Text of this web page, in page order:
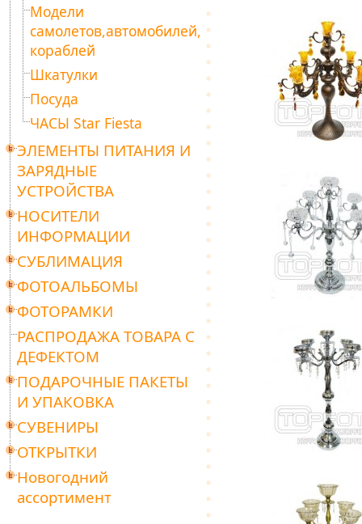
Модели
самолетов,автомобилей,
кораблей
Шкатулки
Посуда
ЧАСЫ Star Fiesta
ЭЛЕМЕНТЫ ПИТАНИЯ И
ЗАРЯДНЫЕ
УСТРОЙСТВА
НОСИТЕЛИ
ИНФОРМАЦИИ
СУБЛИМАЦИЯ
ФОТОАЛЬБОМЫ
ФОТОРАМКИ
РАСПРОДАЖА ТОВАРА С
ДЕФЕКТОМ
ПОДАРОЧНЫЕ ПАКЕТЫ
И УПАКОВКА
СУВЕНИРЫ
ОТКРЫТКИ
Новогодний
ассортимент